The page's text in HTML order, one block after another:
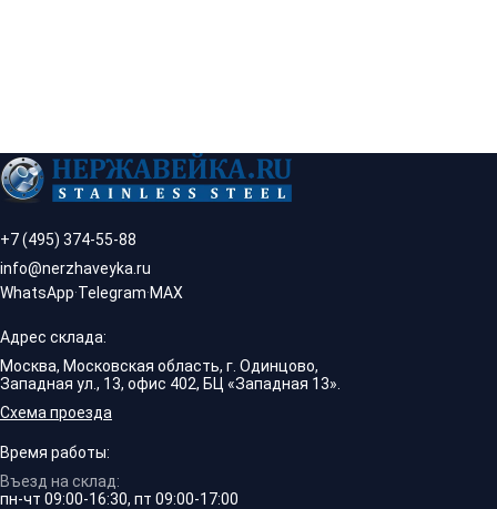
+7 (495) 374-55-88
info@nerzhaveyka.ru
WhatsApp·Telegram·MAX
Адрес склада:
Москва, Московская область, г. Одинцово,
Западная ул., 13, офис 402, БЦ «Западная 13».
Схема проезда
Время работы:
Въезд на склад:
пн-чт 09:00-16:30, пт 09:00-17:00